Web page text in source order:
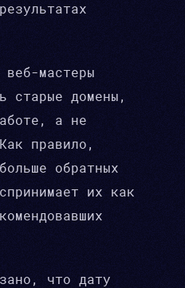
мастеры
старые домены,
а не
правило,
обратных
их как
что дату